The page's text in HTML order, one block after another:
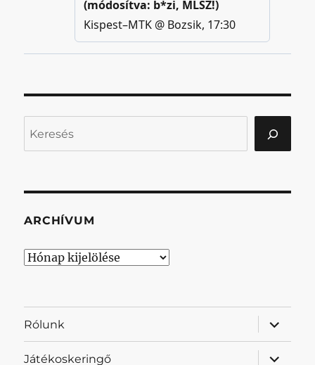
ARCHÍVUM
Archívum
Rólunk
almenü
Játékoskeringő
almenü